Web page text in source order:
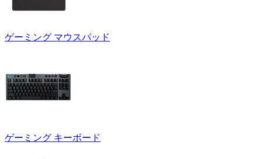
ゲーミング マウスパッド
ゲーミング キーボード